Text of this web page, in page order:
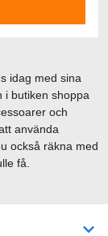
idag med sina
i butiken shoppa
och
använda
också räkna med
få.